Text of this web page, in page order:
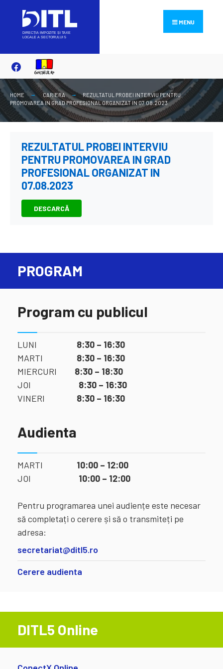
content
MENU
HOME CARIERA
REZULTATUL PROBEI INTERVIU PENTRU
PROMOVAREA IN GRAD PROFESIONAL ORGANIZAT IN 07.08.2023
REZULTATUL PROBEI INTERVIU
PENTRU PROMOVAREA IN GRAD
PROFESIONAL ORGANIZAT IN
07.08.2023
DESCARCĂ
PROGRAM
Program cu publicul
LUNI 8:30 – 16:30
MARTI 8:30 – 16:30
MIERCURI 8:30 – 18:30
JOI 8:30 – 16:30
VINERI 8:30 – 16:30
Audienta
MARTI 10:00 – 12:00
JOI 10:00 – 12:00
Pentru programarea unei audiențe este necesar
să completați o cerere și să o transmiteți pe
adresa:
secretariat@ditl5.ro
Cerere audienta
DITL5 Online
for: